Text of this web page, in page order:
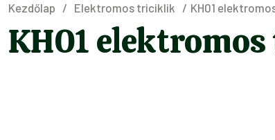
Kezdőlap / Elektromos triciklik / KH01
KH01